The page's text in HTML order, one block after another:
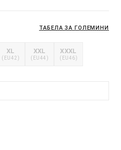
ТАБЕЛА ЗА ГОЛЕМИНИ
XL
(EU42)
XXL
(EU44)
XXXL
(EU46)